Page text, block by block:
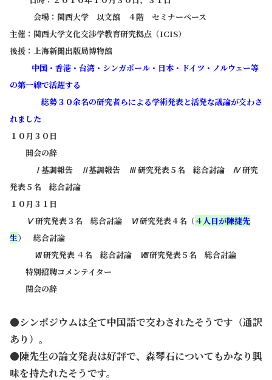
会場：関西大学 以文館 ４階 セミナーペース
主催：関西大学文化交渉学教育研究拠点（ICIS）
後援：上海新聞出版局博物館
中国・香港・台湾・シンガポール・日本・ドイツ・ノルウェー等
の第一線で活躍する
総勢３０余名の研究者らによる学術発表と活発な議論が交わさ
れました
１０月３０日
開会の辞
Ⅰ基調報告 Ⅱ基調報告 Ⅲ 研究発表５名 総合討論 Ⅳ 研究
発表５名 総合討論
１０月３１日
Ⅴ 研究発表３名 総合討論 Ⅵ 研究発表４名（４人目が陳捷先
生） 総合討論
Ⅶ 研究発表 ４名 総合討論 Ⅷ 研究発表５名 総合討論
特別招聘コメンテイター
閉会の辞
●シンポジウムは全て中国語で交わされたそうです（通訳
あり）。
●陳先生の論文発表は好評で、森琴石についてもかなり興
味を持たれたそうです。